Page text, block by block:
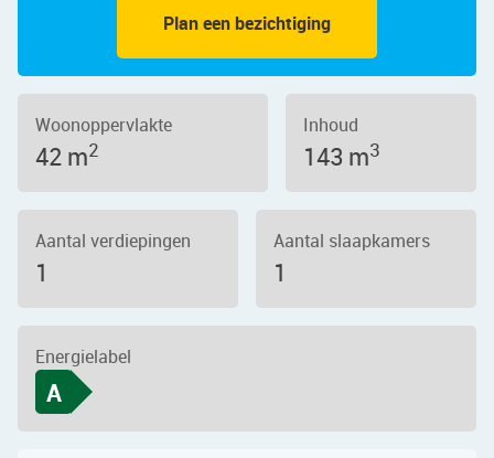
Plan een bezichtiging
Woonoppervlakte
42 m2
Inhoud
143 m3
Aantal verdiepingen
1
Aantal slaapkamers
1
Energielabel
A